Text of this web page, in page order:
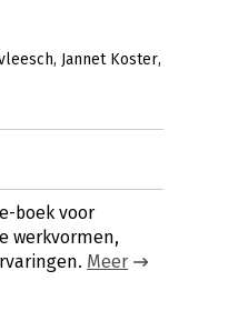
Jannet Koster
boek voor
werkvormen,
Meer